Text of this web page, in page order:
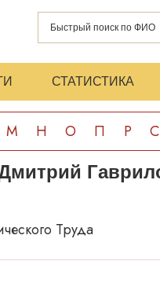
СТАТИСТИКА
М Н О П Р С
Труда